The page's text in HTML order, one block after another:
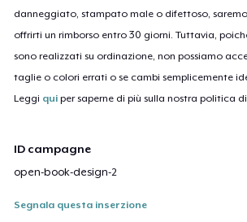
danneggiato, stampato male o difettoso,
offrirti un rimborso entro 30 giorni. Tuttavia,
sono realizzati su ordinazione, non possiamo
taglie o colori errati o se cambi semplicemente
Leggi qui per saperne di più sulla nostra politica di
ID campagne
open-book-design-2
Segnala questa inserzione